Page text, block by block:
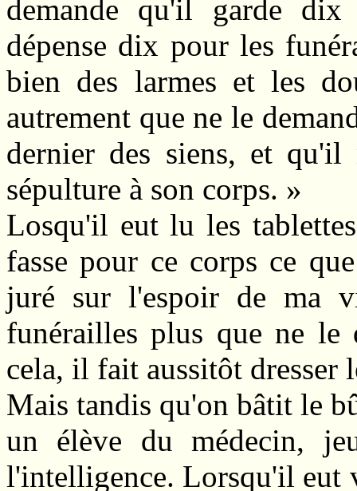
demande qu'il garde
dépense dix pour les
bien des larmes et les
autrement que ne le
dernier des siens, et
sépulture à son corps. »
Losqu'il eut lu les
fasse pour ce corps ce
juré sur l'espoir de ma
funérailles plus que ne le
cela, il fait aussitôt dresser
Mais tandis qu'on bâtit le
un élève du médecin,
l'intelligence. Lorsqu'il eut